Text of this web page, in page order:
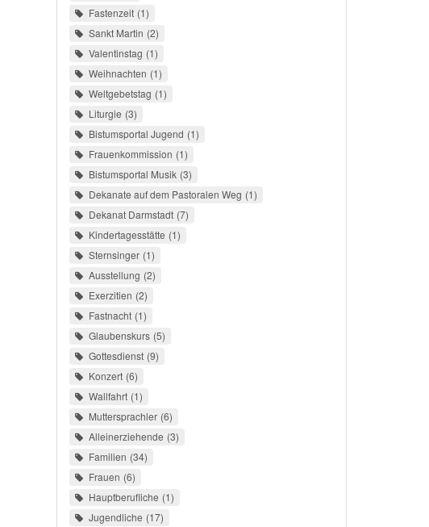
Fastenzeit 1
Sankt Martin 2
Valentinstag 1
Weihnachten 1
Weltgebetstag 1
Liturgie 3
Bistumsportal Jugend 1
Frauenkommission 1
Bistumsportal Musik 3
Dekanate auf dem Pastoralen Weg 1
Dekanat Darmstadt 7
Kindertagesstätte 1
Sternsinger 1
Ausstellung 2
Exerzitien 2
Fastnacht 1
Glaubenskurs 5
Gottesdienst 9
Konzert 6
Wallfahrt 1
Muttersprachler 6
Alleinerziehende 3
Familien 34
Frauen 6
Hauptberufliche 1
Jugendliche 17